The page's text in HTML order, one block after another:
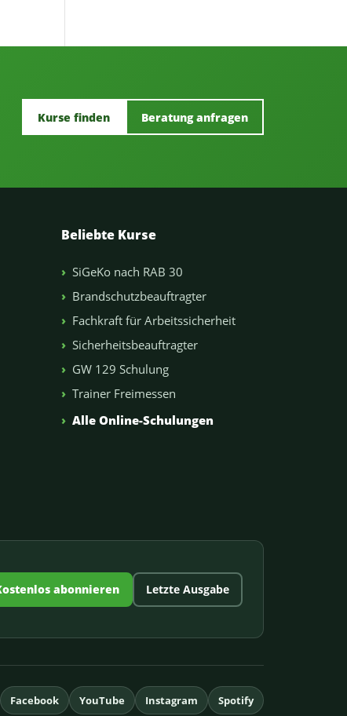
Kurse finden Beratung anfragen
Beliebte Kurse
SiGeKo nach RAB 30
Brandschutzbeauftragter
Fachkraft für Arbeitssicherheit
Sicherheitsbeauftragter
GW 129 Schulung
Trainer Freimessen
Alle Online-Schulungen
abonnieren Letzte Ausgabe
Facebook YouTube Instagram Spotify